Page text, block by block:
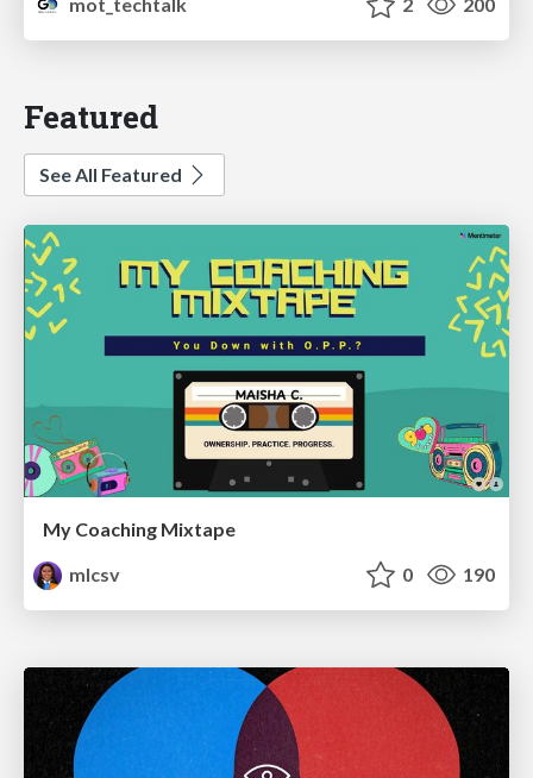
Featured
See All Featured
My Coaching Mixtape
mlcsv
0 190